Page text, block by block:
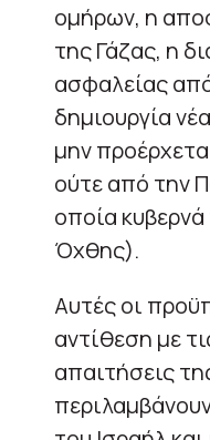
ομήρων, η
της Γάζας, η
ασφαλείας
δημιουργία
μην
ούτε από την
οποία
Όχθης).
Αυτές οι
αντίθεση με
απαιτήσεις